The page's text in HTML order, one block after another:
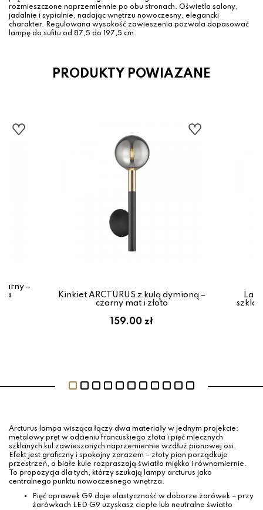
rozmieszczone naprzemiennie po obu stronach. Oświetla salony,
jadalnie i sypialnie, nadając wnętrzu nowoczesny, elegancki
charakter. Regulowana wysokość zawieszenia pozwala dopasować
lampę do sufitu od 87,5 do 197,5 cm.
PRODUKTY POWIAZANE
–
Kinkiet ARCTURUS z kulą dymioną –
czarny mat i złoto
159.00 zł
Arcturus lampa wisząca łączy dwa materiały w jednym projekcie:
metalowy pręt w odcieniu francuskiego złota i pięć mlecznych
szklanych kul zawieszonych naprzemiennie wzdłuż pionowej osi.
Efekt jest graficzny i spokojny zarazem – złoty pion porządkuje
przestrzeń, a białe kule rozpraszają światło miękko i równomiernie.
To propozycja dla tych, którzy szukają lampy arcturus jako
centralnego punktu nowoczesnego wnętrza.
Pięć oprawek G9 daje elastyczność w doborze żarówek – przy
żarówkach LED G9 uzyskasz ciepłe lub neutralne światło